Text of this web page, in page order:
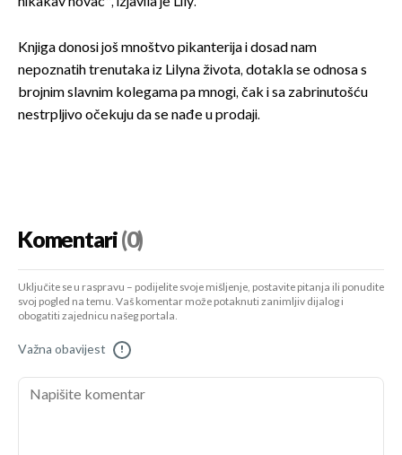
Knjiga donosi još mnoštvo pikanterija i dosad nam
nepoznatih trenutaka iz Lilyna života, dotakla se odnosa s
brojnim slavnim kolegama pa mnogi, čak i sa zabrinutošću
nestrpljivo očekuju da se nađe u prodaji.
Komentari(0)
Uključite se u raspravu – podijelite svoje mišljenje, postavite pitanja ili ponudite
svoj pogled na temu. Vaš komentar može potaknuti zanimljiv dijalog i
obogatiti zajednicu našeg portala.
Važna obavijest !